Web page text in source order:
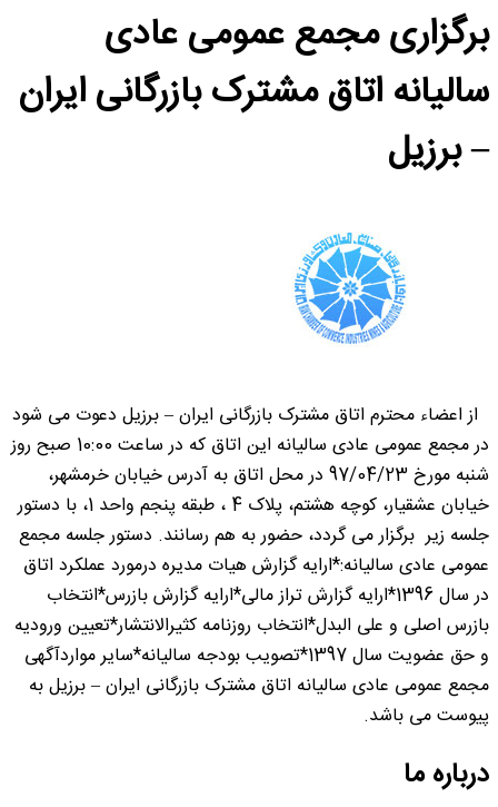
برگزاری مجمع عمومی عادی
سالیانه اتاق مشترک بازرگانی ایران
– برزیل
از اعضاء محترم اتاق مشترک بازرگانی ایران – برزیل دعوت می شود
در مجمع عمومی عادی سالیانه این اتاق که در ساعت 10:00 صبح روز
شنبه مورخ 97/04/23 در محل اتاق به آدرس خیابان خرمشهر،
خیابان عشقیار، کوچه هشتم، پلاک 4 ، طبقه پنجم واحد 1، با دستور
جلسه زیر برگزار می گردد، حضور به هم رسانند. دستور جلسه مجمع
عمومی عادی سالیانه:*ارایه گزارش هیات مدیره درمورد عملکرد اتاق
در سال 1396*ارایه گزارش تراز مالی*ارایه گزارش بازرس*انتخاب
بازرس اصلی و علی البدل*انتخاب روزنامه کثیرالانتشار*تعیین ورودیه
و حق عضویت سال 1397*تصویب بودجه سالیانه*سایر مواردآگهی
مجمع عمومی عادی سالیانه اتاق مشترک بازرگانی ایران – برزیل به
پیوست می باشد.
درباره ما